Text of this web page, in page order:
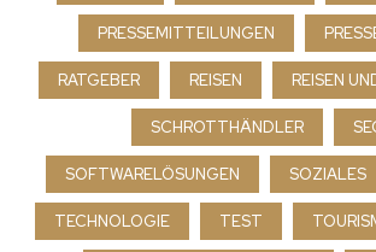
PRESSEMITTEILUNGEN
RATGEBER REISEN REISEN
SCHROTTHÄNDLER
SOFTWARELÖSUNGEN SOZIALES
TECHNOLOGIE TEST